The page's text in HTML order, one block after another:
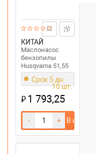
КИТАЙ
Маслонасос
бензопилы
Husqvarna 51,55
Срок 5 дн.
10 шт.
₽1 793,25
- + В корзину